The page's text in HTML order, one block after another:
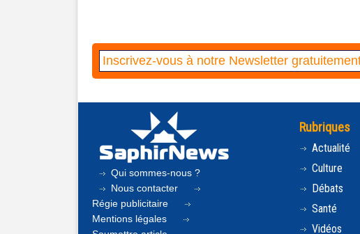
Qui sommes-nous ?
Nous contacter
Régie publicitaire
Mentions légales
Rubriques
Actualité
Culture
Débats
Santé
Vidéos